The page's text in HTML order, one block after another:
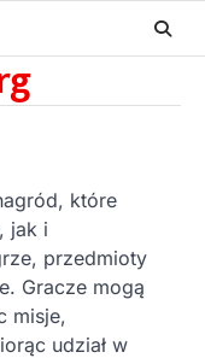
które
jak i
przedmioty
Gracze mogą
misje,
udział w